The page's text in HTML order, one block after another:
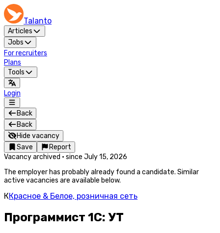
Talanto
Articles
Jobs
For recruiters
Plans
Tools
Login
Back
Back
Hide vacancy
Save
Report
Vacancy archived · since July 15, 2026
The employer has probably already found a candidate. Similar
active vacancies are available below.
ККрасное & Белое, розничная сеть
Программист 1С: УТ